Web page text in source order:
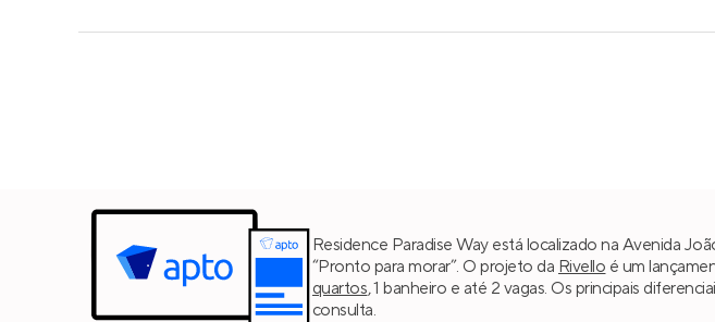
Residence Paradise Way está localizado na Avenida
“Pronto para morar”. O projeto da Rivello é um
quartos, 1 banheiro e até 2 vagas. Os principais
consulta.